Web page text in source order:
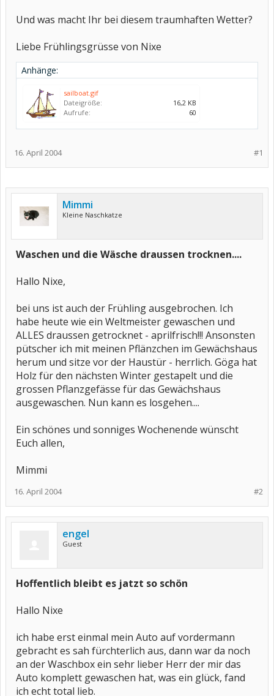
Und was macht Ihr bei diesem traumhaften Wetter?
Liebe Frühlingsgrüsse von Nixe
Anhänge:
sailboat.gif
Dateigröße:
16,2 KB
Aufrufe:
60
#1
16. April 2004
Mimmi
Kleine Naschkatze
Waschen und die Wäsche draussen trocknen....
Hallo Nixe,
bei uns ist auch der Frühling ausgebrochen. Ich
habe heute wie ein Weltmeister gewaschen und
ALLES draussen getrocknet - aprilfrisch!!! Ansonsten
pütscher ich mit meinen Pflänzchen im Gewächshaus
herum und sitze vor der Haustür - herrlich. Göga hat
Holz für den nächsten Winter gestapelt und die
grossen Pflanzgefässe für das Gewächshaus
ausgewaschen. Nun kann es losgehen....
Ein schönes und sonniges Wochenende wünscht
Euch allen,
Mimmi
#2
16. April 2004
engel
Guest
Hoffentlich bleibt es jatzt so schön
Hallo Nixe
ich habe erst einmal mein Auto auf vordermann
gebracht es sah fürchterlich aus, dann war da noch
an der Waschbox ein sehr lieber Herr der mir das
Auto komplett gewaschen hat, was ein glück, fand
ich echt total lieb.